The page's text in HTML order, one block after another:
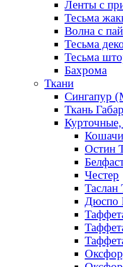
Ленты с
Тесьма
Волна с
Тесьма
Тесьма
Бахрома
Ткани
Сингапур
Ткань
Курточные,
Остин
Честер
Дюспо